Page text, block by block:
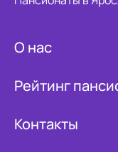
О нас
Рейтинг
Контакты